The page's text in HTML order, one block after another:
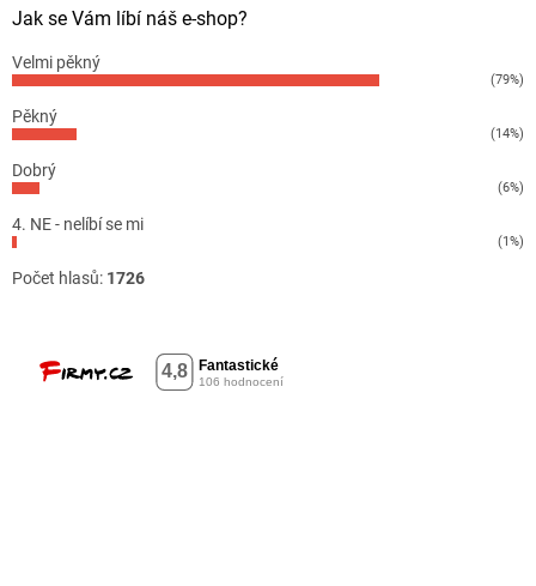
Jak se Vám líbí náš e-shop?
Velmi pěkný
(79%)
Pěkný
(14%)
Dobrý
(6%)
4. NE - nelíbí se mi
(1%)
Počet hlasů: 1726